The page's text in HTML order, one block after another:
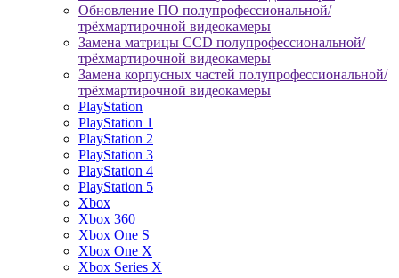
Обновление ПО полупрофессиональной/
трёхмартирочной видеокамеры
Замена матрицы CCD полупрофессиональной/
трёхмартирочной видеокамеры
Замена корпусных частей полупрофессиональной/
трёхмартирочной видеокамеры
PlayStation
PlayStation 1
PlayStation 2
PlayStation 3
PlayStation 4
PlayStation 5
Xbox
Xbox 360
Xbox One S
Xbox One X
Xbox Series X